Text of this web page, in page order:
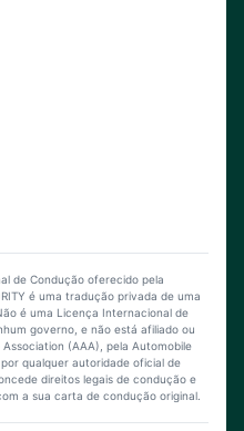
de Condução oferecido pela
é uma tradução privada de uma
é uma Licença Internacional de
governo, e não está afiliado ou
(AAA), pela Automobile
qualquer autoridade oficial de
direitos legais de condução e
a sua carta de condução original.